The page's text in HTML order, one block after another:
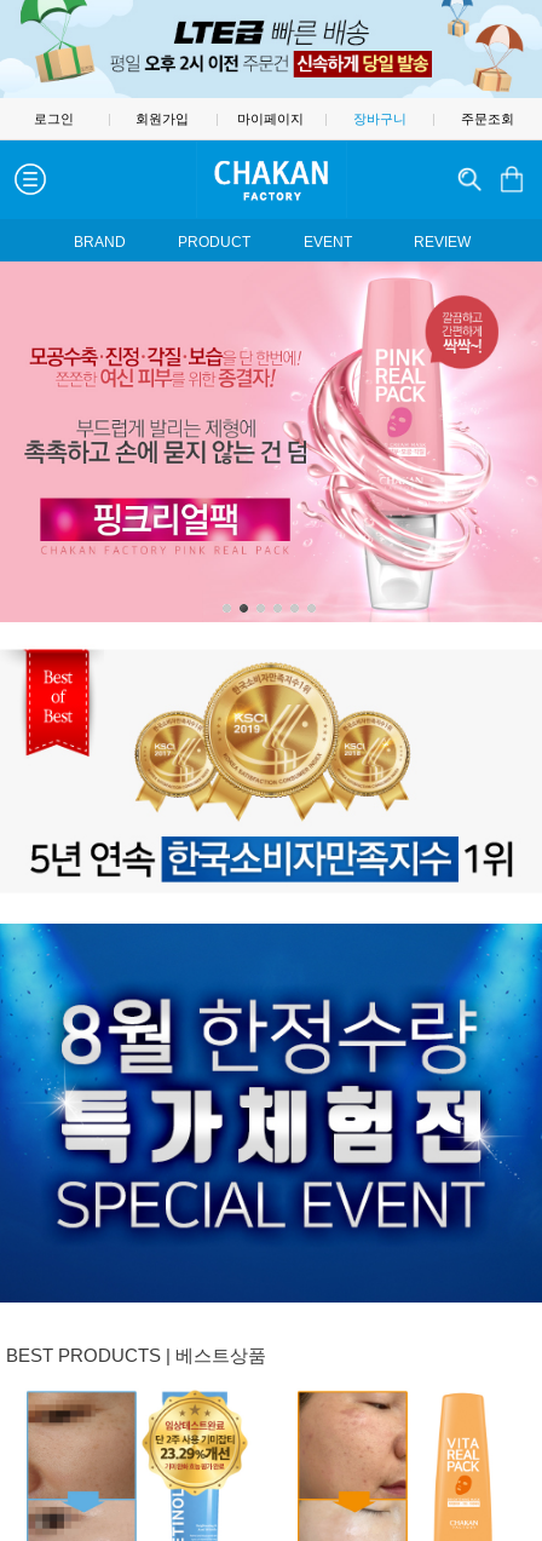
로그인 | 회원가입 | 마이페이지 | 장바구니 | 주문조회
BRAND PRODUCT EVENT REVIEW
BEST PRODUCTS | 베스트상품